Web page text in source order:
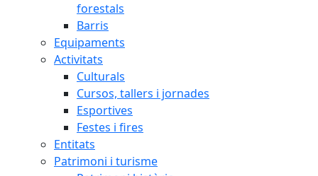
forestals
Barris
Equipaments
Activitats
Culturals
Cursos, tallers i jornades
Esportives
Festes i fires
Entitats
Patrimoni i turisme